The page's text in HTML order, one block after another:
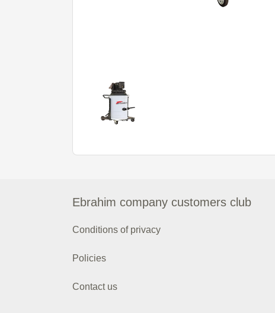
Ebrahim company customers club
Conditions of privacy
Policies
Contact us